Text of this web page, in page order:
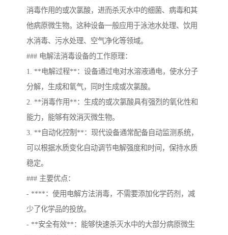
消毒作用的或次氯酸，进而杀灭水中的细菌、病毒和其
他病原微生物。这种设备一般应用于泳池水处理、饮用
水消毒、污水处理、空气净化等领域。
### 电解法消毒设备的工作原理：
1. **电解过程**：设备通过电对水溶液通电，使水分子
分解，生成和氧气，同时生成或次氯酸。
2. **消毒作用**：生成的或次氯酸具有强烈的氧化性和
能力，能够有效消灭微生物。
3. **自动化控制**：现代设备通常配备自动监测系统，
可以根据水质变化自动调节电解强度和时间，保持水质
稳定。
### 主要优点：
- ****：使用电解方法消毒，不需要添加化学药剂，减
少了化学品的投放。
- **安全有效**：能够快速杀灭水中的大部分病原微生